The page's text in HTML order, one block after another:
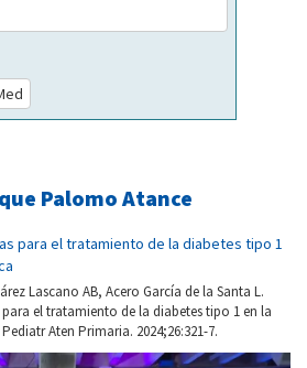
Palomo Atance
para el tratamiento de la diabetes tipo 1
Lascano AB, Acero García de la Santa L.
el tratamiento de la diabetes tipo 1 en la
Aten Primaria. 2024;26:321-7.